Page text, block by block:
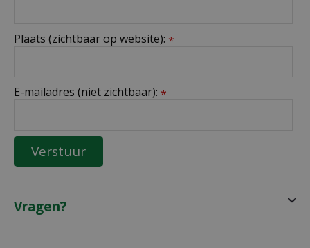
Plaats (zichtbaar op website): *
E-mailadres (niet zichtbaar): *
Vragen?